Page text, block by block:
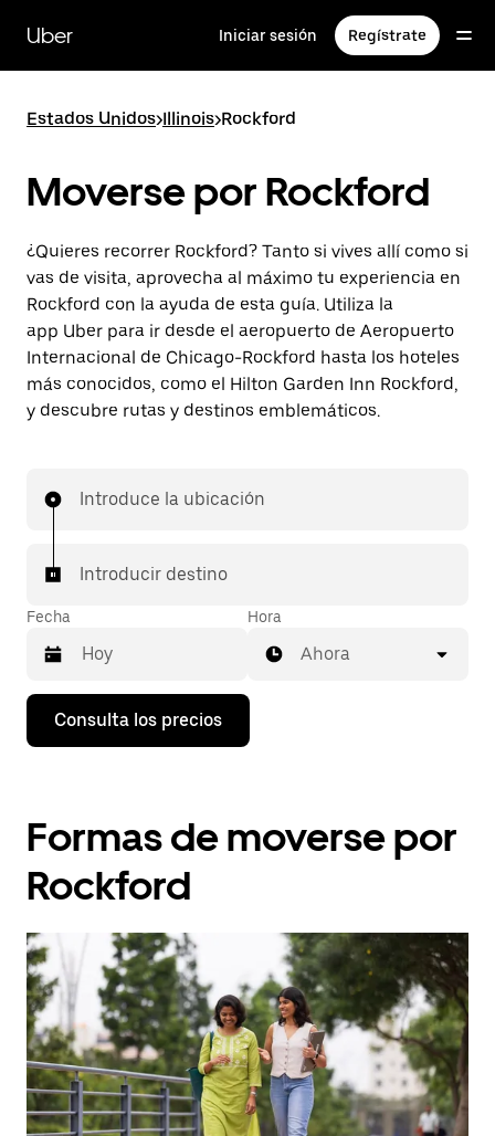
contenido
principal
Uber Iniciar sesión Regístrate
Estados Unidos>Illinois>Rockford
Moverse por Rockford
¿Quieres recorrer Rockford? Tanto si vives allí como si
vas de visita, aprovecha al máximo tu experiencia en
Rockford con la ayuda de esta guía. Utiliza la
app Uber para ir desde el aeropuerto de Aeropuerto
Internacional de Chicago-Rockford hasta los hoteles
más conocidos, como el Hilton Garden Inn Rockford,
y descubre rutas y destinos emblemáticos.
Introduce la ubicación
Introducir destino
Fecha
Pulsa
flecha
abrir
el
y
fecha.
Pulsa
el
botón
de
escape
para
cerrar
el
calendario.
Hora
Ahora
Consulta los precios
Formas de moverse por
Rockford